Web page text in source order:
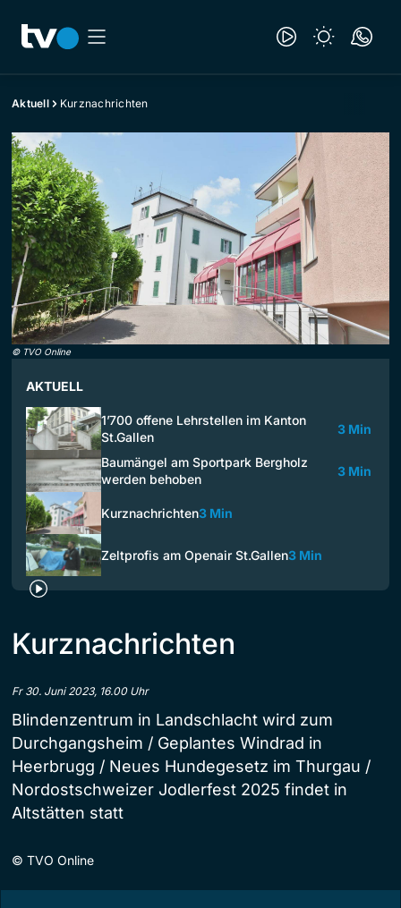
Aktuell Kurznachrichten
© TVO Online
AKTUELL
1’700 offene Lehrstellen im Kanton
St.Gallen
3 Min
Baumängel am Sportpark Bergholz
werden behoben
3 Min
Kurznachrichten3 Min
Zeltprofis am Openair St.Gallen3 Min
Kurznachrichten
Fr 30. Juni 2023, 16.00 Uhr
Blindenzentrum in Landschlacht wird zum
Durchgangsheim / Geplantes Windrad in
Heerbrugg / Neues Hundegesetz im Thurgau /
Nordostschweizer Jodlerfest 2025 findet in
Altstätten statt
© TVO Online